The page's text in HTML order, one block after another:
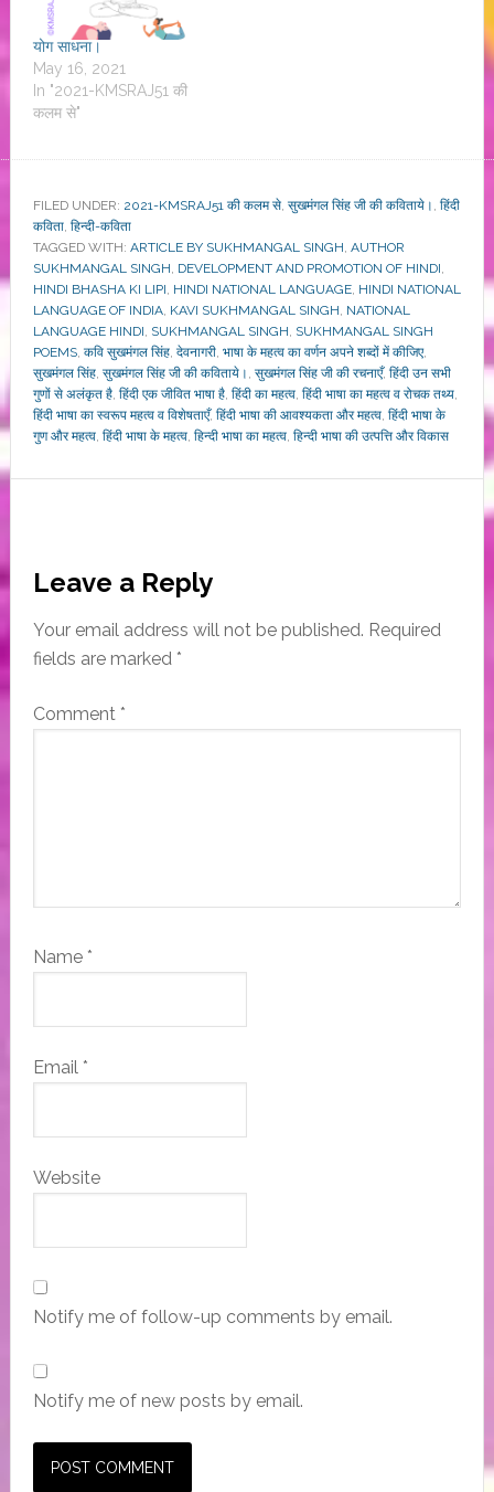
योग साधना।
May 16, 2021
In "2021-KMSRAJ51 की
कलम से"
FILED UNDER: 2021-KMSRAJ51 की कलम से, सुखमंगल सिंह जी की कविताये। , हिंदी
कविता, हिन्दी-कविता
TAGGED WITH: ARTICLE BY SUKHMANGAL SINGH, AUTHOR
SUKHMANGAL SINGH, DEVELOPMENT AND PROMOTION OF HINDI,
HINDI BHASHA KI LIPI, HINDI NATIONAL LANGUAGE, HINDI NATIONAL
LANGUAGE OF INDIA, KAVI SUKHMANGAL SINGH, NATIONAL
LANGUAGE HINDI, SUKHMANGAL SINGH, SUKHMANGAL SINGH
POEMS, कवि सुखमंगल सिंह, देवनागरी, भाषा के महत्व का वर्णन अपने शब्दों में कीजिए,
सुखमंगल सिंह, सुखमंगल सिंह जी की कविताये। , सुखमंगल सिंह जी की रचनाएँ, हिंदी उन सभी
गुणों से अलंकृत है, हिंदी एक जीवित भाषा है, हिंदी का महत्व, हिंदी भाषा का महत्व व रोचक तथ्य,
हिंदी भाषा का स्वरूप महत्व व विशेषताएँ, हिंदी भाषा की आवश्यकता और महत्व, हिंदी भाषा के
गुण और महत्व, हिंदी भाषा के महत्व, हिन्दी भाषा का महत्व, हिन्दी भाषा की उत्पत्ति और विकास
Reader
Interactions
Leave a Reply
Your email address will not be published. Required
fields are marked *
Comment *
Name *
Email *
Website
Notify me of follow-up comments by email.
Notify me of new posts by email.